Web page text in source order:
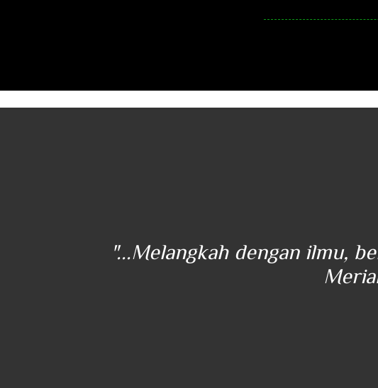
"...Melangkah dengan ilmu,